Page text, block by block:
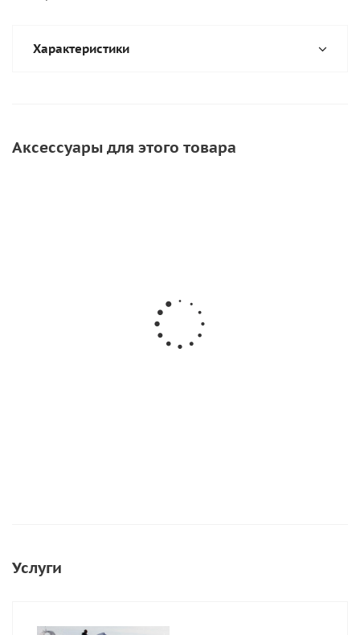
Характеристики
Аксессуары для этого товара
Инструмент для прикатки ткани ПВХ
Услуги